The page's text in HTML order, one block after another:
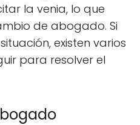
la venia, lo que
de abogado. Si
existen varios
para resolver el